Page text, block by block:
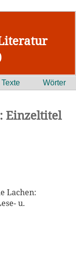
Texte Wörter
Einzeltitel
Lachen:
u.